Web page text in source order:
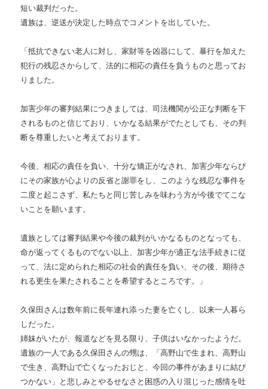
短い裁判だった。
遺族は、逆送が決定した時点でコメントを出していた。
「抵抗できない老人に対し、家財等を凶器にして、暴行を加えた
犯行の残忍さからして、法的に相応の責任を負うものと思ってお
りました。
加害少年の審判結果につきましては、司法機関が公正な判断を下
されるものと信じており、いかなる結果がでたとしても、その判
断を尊重したいと考えております。
今後、相応の責任を負い、十分な矯正がなされ、加害少年ならび
にその家族が心よりの反省と謝罪をし、このような残忍な事件を
二度と起こさず、私たちと同じ苦しみを味わう方が今後でてこな
いことを願います。
遺族としては審判結果や今後の裁判がいかなるものとなっても、
命が返ってくるものでない以上、加害少年が適正な法手続きに従
って、法に定められた相応の社会的責任を負い、その後、期待さ
れる更生を果たされることを希望するところです。」
久保田さんは数年前に長年連れ添った妻を亡くし、以来一人暮ら
しだった。
姉妹がいたが、報道などを見る限り、子供はいなかったようだ。
遺族の一人である久保田さんの甥は、「高野山で生まれ、高野山
で生き、高野山で亡くなったおじと、今回の事件があまりに結び
つかない」と悲しみとやるせなさと困惑の入り混じった感情を吐